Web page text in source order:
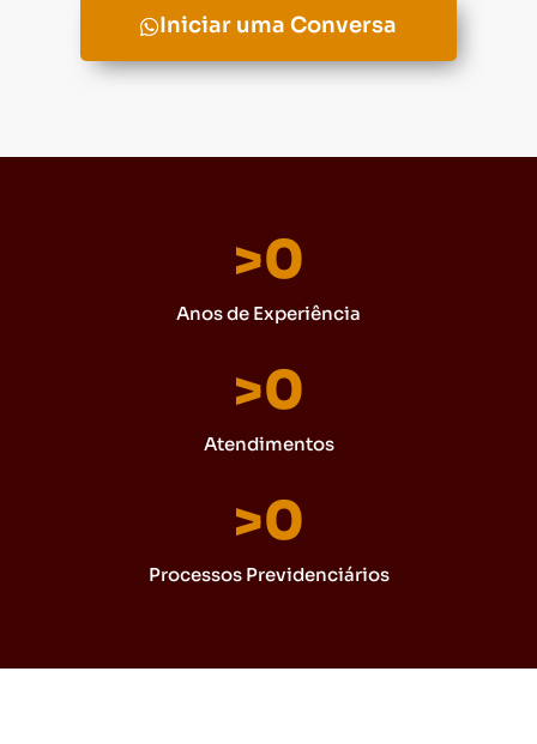
Iniciar uma Conversa
Anos de Experiência
>0
Atendimentos
>0
Processos Previdenciários
>0